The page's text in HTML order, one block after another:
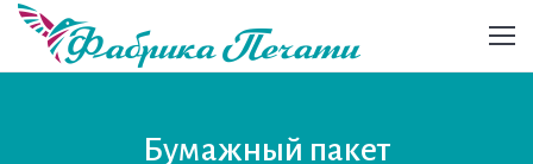
Бумажный пакет